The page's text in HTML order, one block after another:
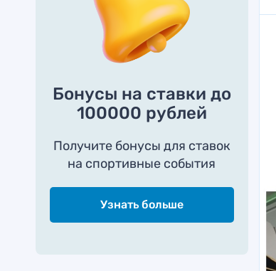
Бонусы на ставки до
100000 рублей
Получите бонусы для ставок
на спортивные события
Узнать больше